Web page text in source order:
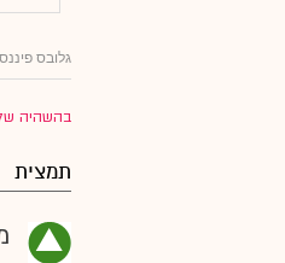
גלובס
בהשהיה של 15
תמצית